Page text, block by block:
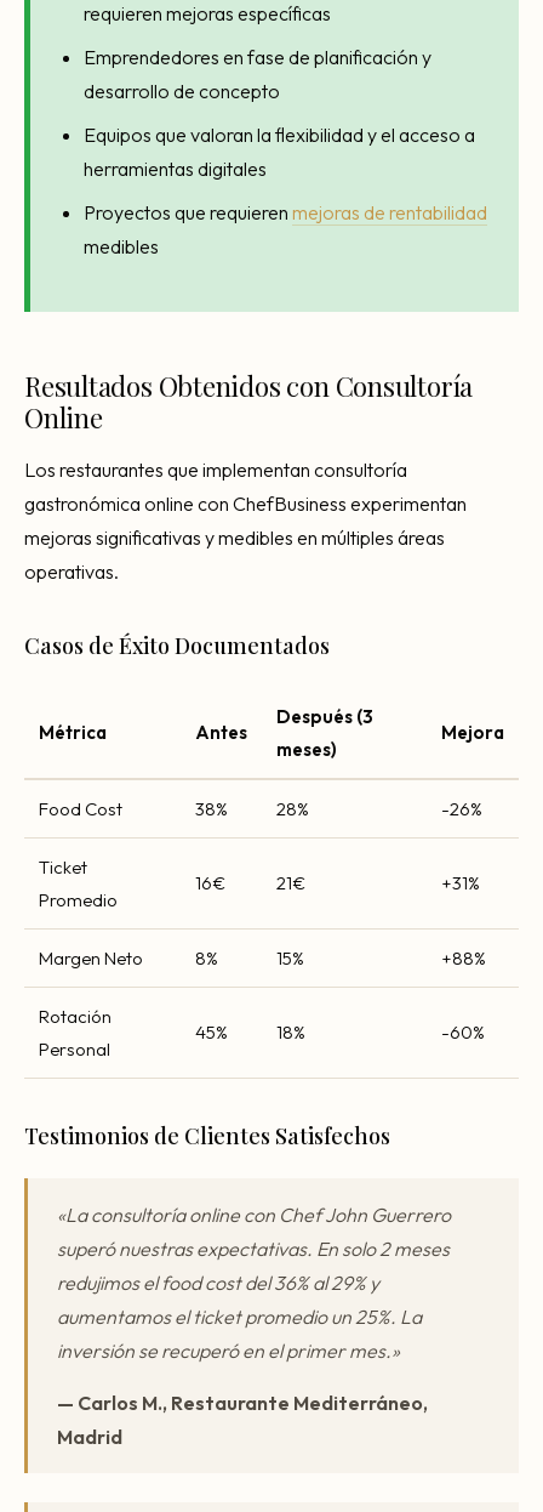
requieren mejoras específicas
Emprendedores en fase de planificación y
desarrollo de concepto
Equipos que valoran la flexibilidad y el acceso a
herramientas digitales
Proyectos que requieren mejoras de rentabilidad
medibles
Resultados Obtenidos con Consultoría
Online
Los restaurantes que implementan consultoría
gastronómica online con ChefBusiness experimentan
mejoras significativas y medibles en múltiples áreas
operativas.
Casos de Éxito Documentados
Métrica Antes
Después (3
meses)
Mejora
Food Cost 38% 28% -26%
Ticket
Promedio
16€ 21€ +31%
Margen Neto 8% 15% +88%
Rotación
Personal
45% 18% -60%
Testimonios de Clientes Satisfechos
«La consultoría online con Chef John Guerrero
superó nuestras expectativas. En solo 2 meses
redujimos el food cost del 36% al 29% y
aumentamos el ticket promedio un 25%. La
inversión se recuperó en el primer mes.»
— Carlos M., Restaurante Mediterráneo,
Madrid